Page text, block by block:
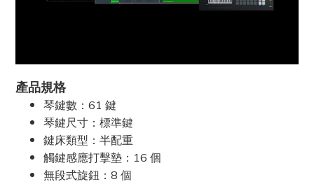
產品規格
琴鍵數：61 鍵
琴鍵尺寸 ： 標準鍵
鍵床類型 ： 半配重
觸鍵感應打擊墊 ： 16 個
無段式旋鈕 ：8 個